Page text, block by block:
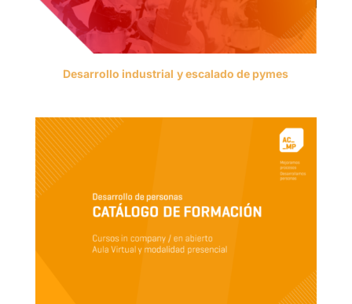
Desarrollo industrial y escalado de pymes